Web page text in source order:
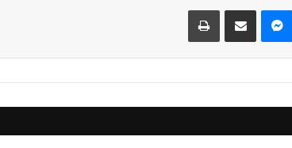
ماسنجر مشاركة عبر البريد طباعة